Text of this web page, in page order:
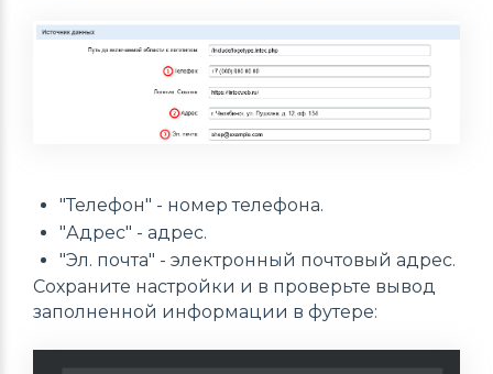
"Телефон" - номер телефона.
"Адрес" - адрес.
"Эл. почта" - электронный почтовый адрес.
Сохраните настройки и в проверьте вывод
заполненной информации в футере: